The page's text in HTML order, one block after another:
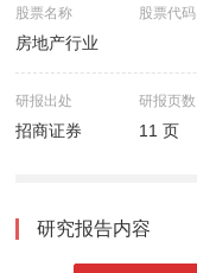
股票名称
房地产行业
股票代码
研报出处
招商证券
研报页数
11 页
研究报告内容